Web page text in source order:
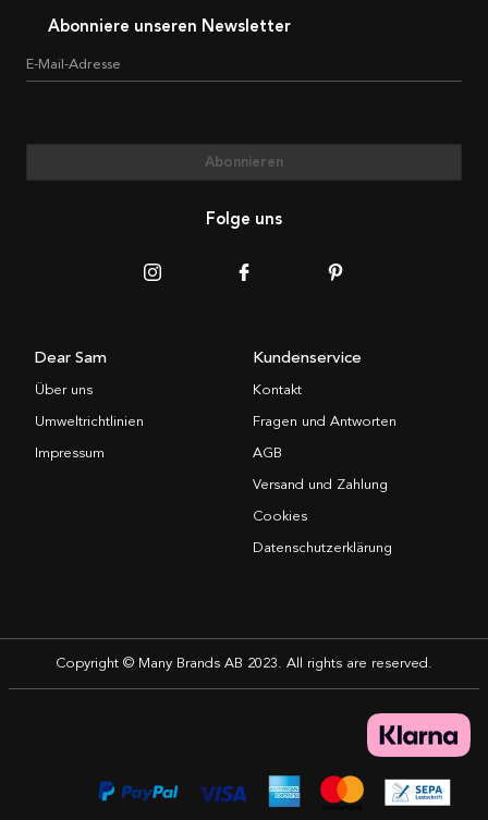
Abonniere unseren Newsletter
E-Mail-Adresse
Abonnieren
Folge uns
Dear Sam
Über uns
Umweltrichtlinien
Impressum
Kundenservice
Kontakt
Fragen und Antworten
AGB
Versand und Zahlung
Cookies
Datenschutzerklärung
Copyright © Many Brands AB 2023. All rights are reserved.